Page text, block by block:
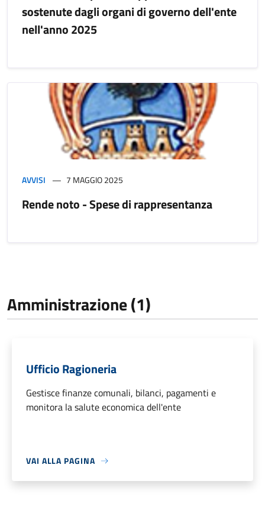
sostenute dagli organi di governo dell'ente
nell'anno 2025
AVVISI 7 MAGGIO 2025
Rende noto - Spese di rappresentanza
Amministrazione (1)
Ufficio Ragioneria
Gestisce finanze comunali, bilanci, pagamenti e
monitora la salute economica dell'ente
VAI ALLA PAGINA